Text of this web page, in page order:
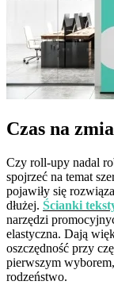
Czas na
Czy roll-upy nadal
spojrzeć na temat
pojawiły się
dłużej. Ścianki
narzędzi
elastyczna. Dają
oszczędność przy
pierwszym
rodzeństwo.